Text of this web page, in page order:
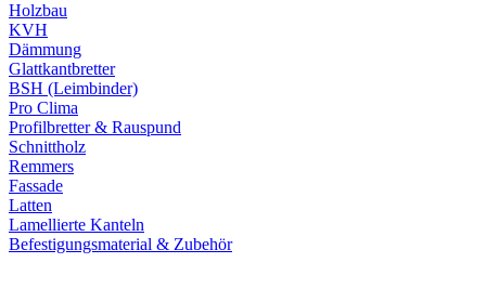
Holzbau
KVH
Dämmung
Glattkantbretter
BSH (Leimbinder)
Pro Clima
Profilbretter & Rauspund
Schnittholz
Remmers
Fassade
Latten
Lamellierte Kanteln
Befestigungsmaterial & Zubehör